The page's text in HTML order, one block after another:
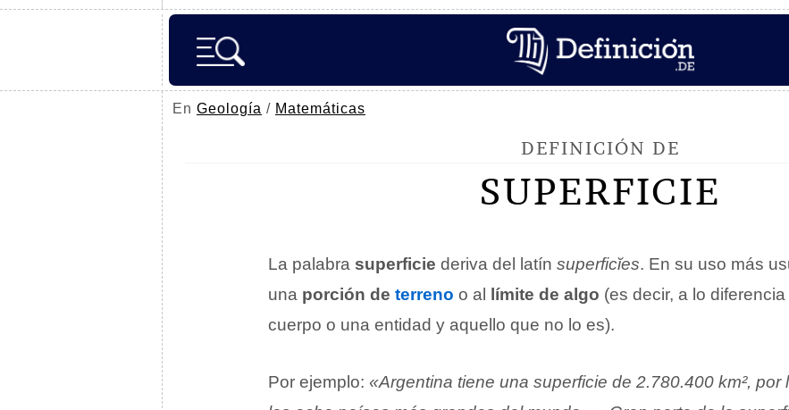
En Geología / Matemáticas
DEFINICIÓN DE
SUPERFICIE
La palabra superficie deriva del latín superficĭes. En su uso más
una porción de terreno o al límite de algo (es decir, a lo
cuerpo o una entidad y aquello que no lo es).
Por ejemplo: «Argentina tiene una superficie de 2.780.400 km², por